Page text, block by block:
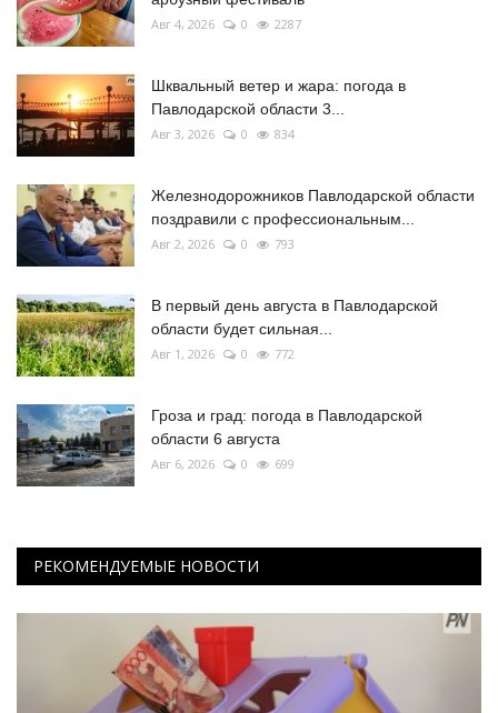
Авг 4, 2026 0 2287
Шквальный ветер и жара: погода в
Павлодарской области 3...
Авг 3, 2026 0 834
Железнодорожников Павлодарской области
поздравили с профессиональным...
Авг 2, 2026 0 793
В первый день августа в Павлодарской
области будет сильная...
Авг 1, 2026 0 772
Гроза и град: погода в Павлодарской
области 6 августа
Авг 6, 2026 0 699
РЕКОМЕНДУЕМЫЕ НОВОСТИ